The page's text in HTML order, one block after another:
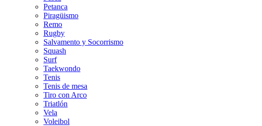
Petanca
Piragüismo
Remo
Rugby
Salvamento y Socorrismo
Squash
Surf
Taekwondo
Tenis
Tenis de mesa
Tiro con Arco
Triatlón
Vela
Voleibol